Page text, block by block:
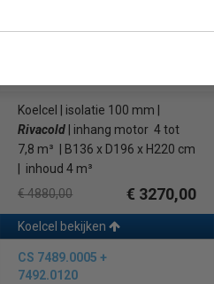
Koelcel | isolatie 100 mm |
Rivacold | inhang motor 4 tot
7,8 m³ | B136 x D196 x H220 cm
| inhoud 4 m³
€ 4880,00
€ 3270,00
Koelcel bekijken
CS 7489.0005 +
7492.0120